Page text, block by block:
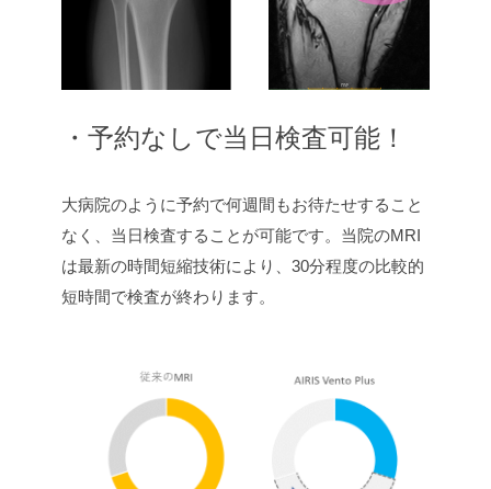
・予約なしで当日検査可能！
大病院のように予約で何週間もお待たせすること
なく、当日検査することが可能です。当院のMRI
は最新の時間短縮技術により、30分程度の比較的
短時間で検査が終わります。